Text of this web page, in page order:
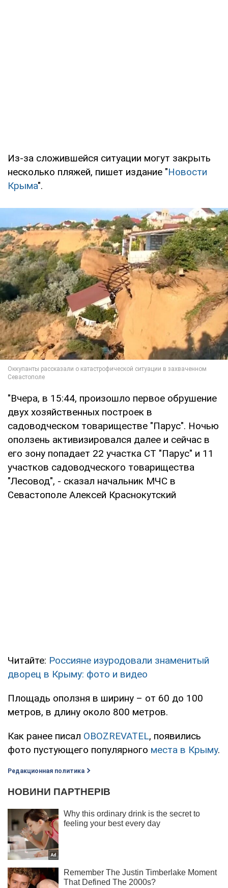
Из-за сложившейся ситуации могут закрыть
несколько пляжей, пишет издание "Новости
Крыма".
"Вчера, в 15:44, произошло первое обрушение
двух хозяйственных построек в
садоводческом товариществе "Парус". Ночью
оползень активизировался далее и сейчас в
его зону попадает 22 участка СТ "Парус" и 11
участков садоводческого товарищества
"Лесовод", - сказал начальник МЧС в
Севастополе Алексей Краснокутский
Читайте: Россияне изуродовали знаменитый
дворец в Крыму: фото и видео
Площадь оползня в ширину – от 60 до 100
метров, в длину около 800 метров.
Как ранее писал OBOZREVATEL, появились
фото пустующего популярного места в Крыму.
Редакционная политика